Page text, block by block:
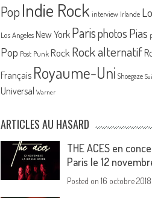
PopIndie Rock interview Irlande
Los Angeles New York Parisphotos Pias
Pop Post Punk Rock Rock alternatif
Français Royaume-Uni Shoegaze
Universal Warner
ARTICLES AU HASARD
THE ACES en
Paris le 12
Posted on16 octobre 2018